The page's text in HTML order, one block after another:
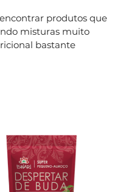
produtos que
misturas muito
bastante